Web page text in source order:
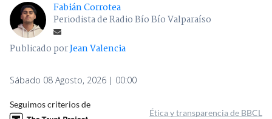
Fabián Corrotea
Periodista de Radio Bío Bío Valparaíso
Publicado porJean Valencia
Sábado 08 Agosto, 2026 | 00:00
Seguimos criterios de
Ética y transparencia de BBCL